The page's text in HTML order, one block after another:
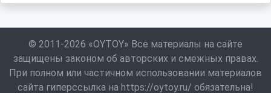
© 2011-2026 «OYTOY» Все материалы на сайте
защищены законом об авторских и смежных правах.
При полном или частичном использовании материалов
сайта гиперссылка на https://oytoy.ru/ обязательна!